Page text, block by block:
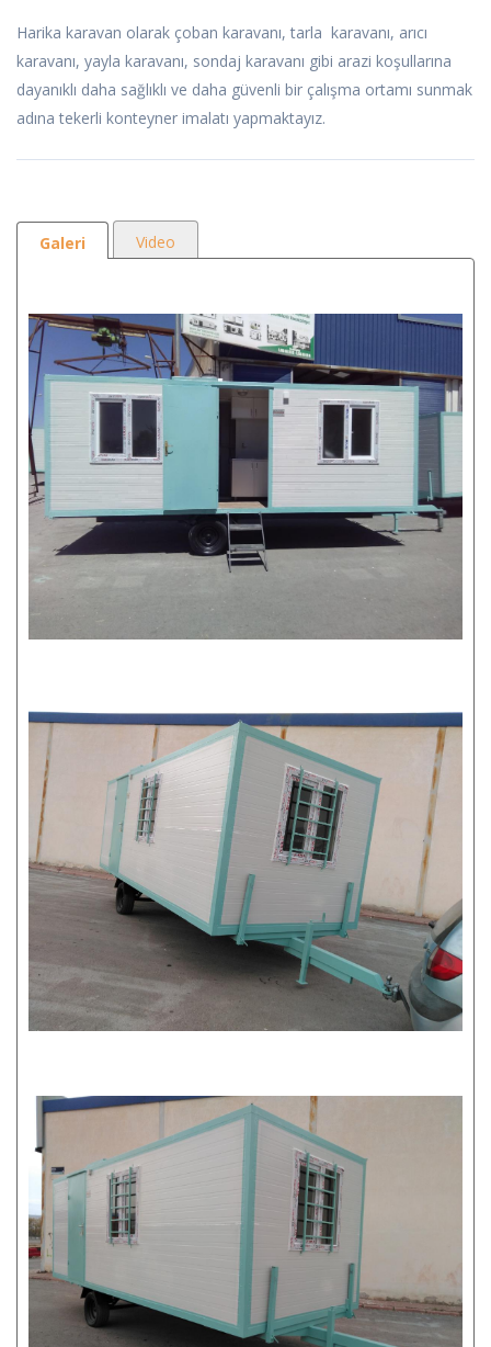
Harika karavan olarak çoban karavanı, tarla karavanı, arıcı
karavanı, yayla karavanı, sondaj karavanı gibi arazi koşullarına
dayanıklı daha sağlıklı ve daha güvenli bir çalışma ortamı sunmak
adına tekerli konteyner imalatı yapmaktayız.
Galeri Video